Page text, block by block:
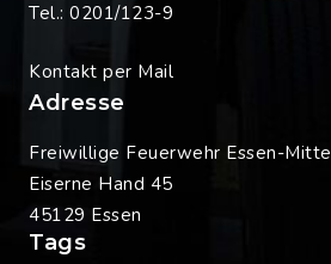
Tel.: 0201/123-9
Kontakt per Mail
Adresse
Freiwillige Feuerwehr Essen-Mitte
Eiserne Hand 45
45129 Essen
Tags